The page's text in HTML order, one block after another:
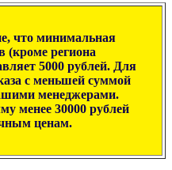
что минимальная
(кроме региона
5000 рублей. Для
с меньшей суммой
менеджерами.
менее 30000 рублей
ценам.